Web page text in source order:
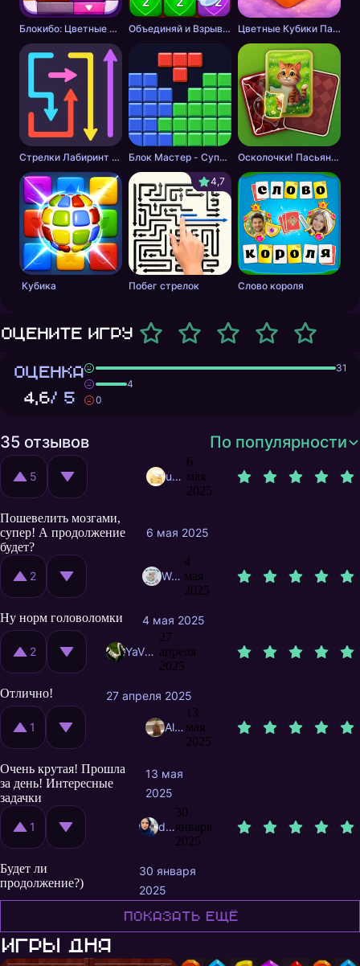
Блокибо: Цветные блоки Объединяй и Взрывай + 2048 Цветные Кубики Пазл
Стрелки Лабиринт - Цветной путь Блок Мастер - Супер Пазл Осколочки! Пасьянс Собери картинки
Кубика
4,7
Побег стрелок Слово короля
Оцените игру
ОЦЕНКА
4,6/ 5
31
4
0
35 отзывов По популярности
5 user8407310
6
мая
2025
Пошевелить мозгами,
супер! А продолжение
будет?
6 мая 2025
2 WorgenF
4
мая
2025
Ну норм головоломки
4 мая 2025
2 YaVKedah
27
апреля
2025
Отлично!
27 апреля 2025
1 AlloNeAllo
13
мая
2025
Очень крутая! Прошла
за день! Интересные
задачки
13 мая
2025
1 dem4eva
30
января
2025
Будет ли
продолжение?)
30 января
2025
Показать ещё
Игры дня